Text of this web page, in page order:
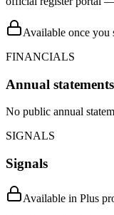
Available once you
FINANCIALS
Annual statements
No public annual
SIGNALS
Signals
Available in Plus